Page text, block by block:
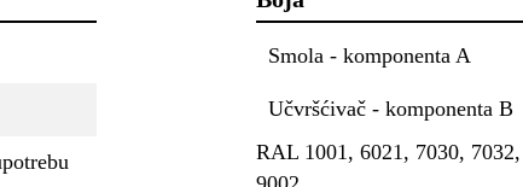
Smola - komponenta A
Učvršćivač - komponenta B
RAL 1001, 6021, 7030,